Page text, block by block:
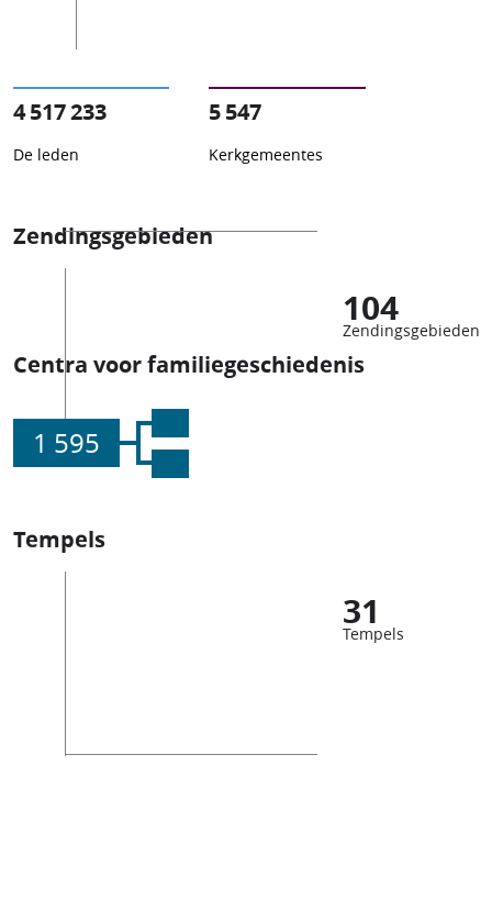
4 517 233
De leden
5 547
Kerkgemeentes
Zendingsgebieden
104
Zendingsgebieden
Centra voor familiegeschiedenis
1 595
Tempels
31
Tempels